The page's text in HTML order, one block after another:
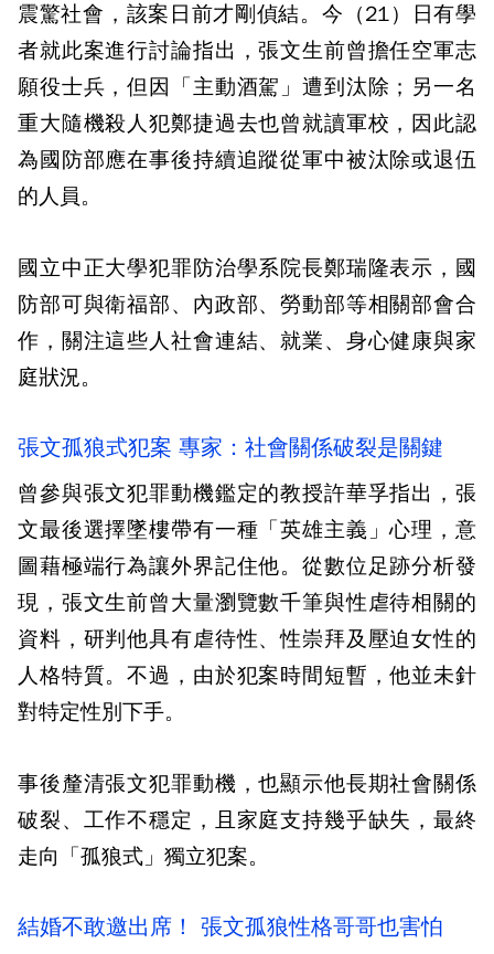
震驚社會，該案日前才剛偵結。今（21）日有學
者就此案進行討論指出，張文生前曾擔任空軍志
願役士兵，但因「主動酒駕」遭到汰除；另一名
重大隨機殺人犯鄭捷過去也曾就讀軍校，因此認
為國防部應在事後持續追蹤從軍中被汰除或退伍
的人員。
國立中正大學犯罪防治學系院長鄭瑞隆表示，國
防部可與衛福部、內政部、勞動部等相關部會合
作，關注這些人社會連結、就業、身心健康與家
庭狀況。
張文孤狼式犯案 專家：社會關係破裂是關鍵
曾參與張文犯罪動機鑑定的教授許華孚指出，張
文最後選擇墜樓帶有一種「英雄主義」心理，意
圖藉極端行為讓外界記住他。從數位足跡分析發
現，張文生前曾大量瀏覽數千筆與性虐待相關的
資料，研判他具有虐待性、性崇拜及壓迫女性的
人格特質。不過，由於犯案時間短暫，他並未針
對特定性別下手。
事後釐清張文犯罪動機，也顯示他長期社會關係
破裂、工作不穩定，且家庭支持幾乎缺失，最終
走向「孤狼式」獨立犯案。
結婚不敢邀出席！ 張文孤狼性格哥哥也害怕